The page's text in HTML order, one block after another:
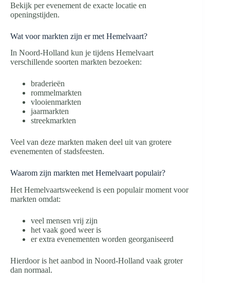
Bekijk per evenement de exacte locatie en
openingstijden.
Wat voor markten zijn er met Hemelvaart?
In Noord-Holland kun je tijdens Hemelvaart
verschillende soorten markten bezoeken:
braderieën
rommelmarkten
vlooienmarkten
jaarmarkten
streekmarkten
Veel van deze markten maken deel uit van grotere
evenementen of stadsfeesten.
Waarom zijn markten met Hemelvaart populair?
Het Hemelvaartsweekend is een populair moment voor
markten omdat:
veel mensen vrij zijn
het vaak goed weer is
er extra evenementen worden georganiseerd
Hierdoor is het aanbod in Noord-Holland vaak groter
dan normaal.